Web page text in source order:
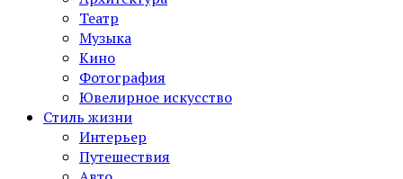
Театр
Музыка
Кино
Фотография
Ювелирное искусство
Стиль жизни
Интерьер
Путешествия